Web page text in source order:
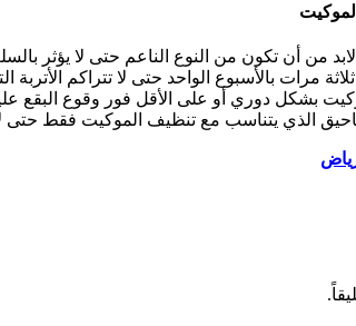
من أن تكون من النوع الناعم حتى لا يؤثر
مرات بالأسبوع الواحد حتى لا تتراكم
بشكل دوري أو على الأقل فور وقوع البقع عليه
الذي يتناسب مع تنظيف الموكيت فقط